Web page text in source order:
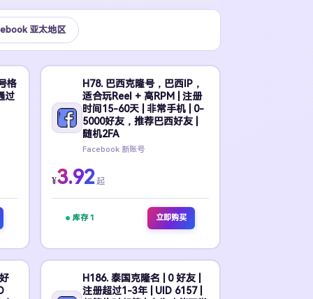
亚太地区
格
过
H78. 巴西克隆号，巴西IP，
适合玩Reel + 高RPM | 注册
时间15-60天 | 非常手机 | 0-
5000好友，推荐巴西好友 |
随机2FA
Facebook 新账号
¥3.92起
库存 1 立即购买
H186. 泰国克隆名 | 0 好友 |
注册超过1-3年 | UID 6157 |